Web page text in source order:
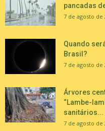
pancadas
7 de agosto de
Quando
Brasil?
7 de agosto de
Árvores
“Lambe-
sanitários...
7 de agosto de